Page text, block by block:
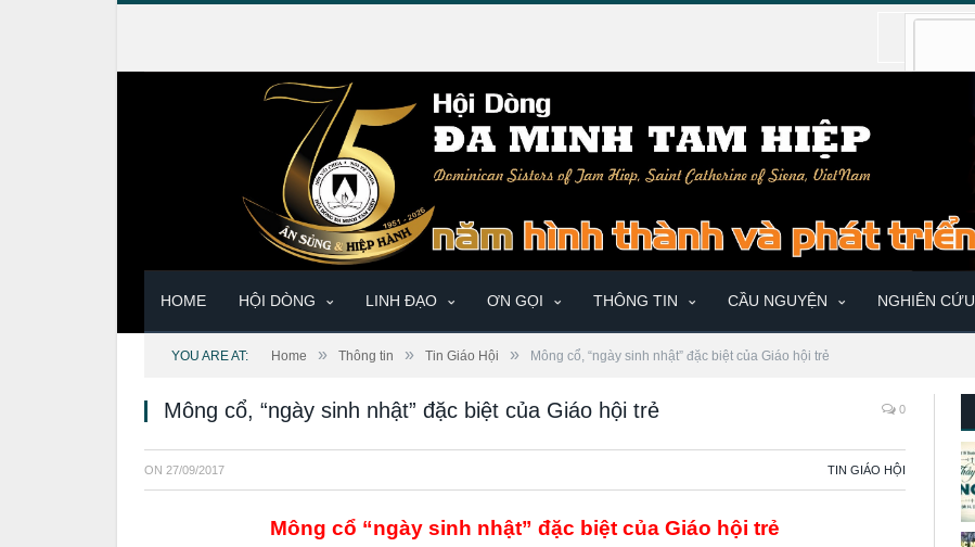
HOME HỘI DÒNG LINH ĐẠO ƠN GỌI THÔNG TIN CẦU NGUYỆN NGHIÊN CỨU
YOU ARE AT: Home » Thông tin » Tin Giáo Hội » Mông cổ, “ngày sinh nhật” đặc biệt của Giáo hội trẻ
Mông cổ, “ngày sinh nhật” đặc biệt của Giáo hội trẻ 0
ON 27/09/2017 TIN GIÁO HỘI
Mông cổ “ngày sinh nhật” đặc biệt của Giáo hội trẻ